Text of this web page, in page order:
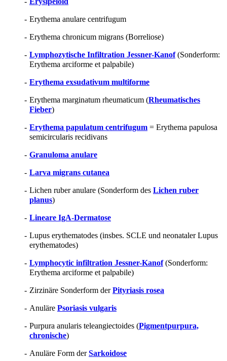
- Erythema anulare centrifugum
- Erythema chronicum migrans (Borreliose)
- Lymphozytische Infiltration Jessner-Kanof(Sonderform:
Erythema arciforme et palpabile)
- Erythema exsudativum multiforme
- Erythema marginatum rheumaticum (Rheumatisches
Fieber)
- Erythema papulatum centrifugum = Erythema papulosa
semicircularis recidivans
- Granuloma anulare
- Larva migrans cutanea
- Lichen ruber anulare (Sonderform des Lichen ruber
planus)
- Lineare IgA-Dermatose
- Lupus erythematodes (insbes. SCLE und neonataler Lupus
erythematodes)
- Lymphocytic infiltration Jessner-Kanof(Sonderform:
Erythema arciforme et palpabile)
- Zirzinäre Sonderform derPityriasis rosea
- Anuläre Psoriasis vulgaris
- Purpura anularis teleangiectoides (Pigmentpurpura,
chronische)
- Anuläre Form derSarkoidose